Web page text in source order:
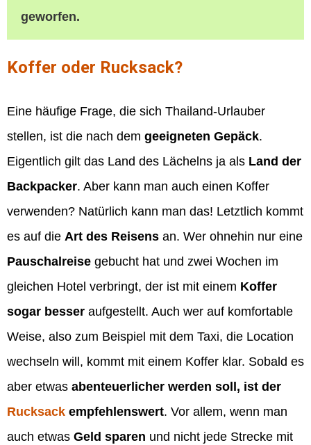
geworfen.
Koffer oder Rucksack?
Eine häufige Frage, die sich Thailand-Urlauber
stellen, ist die nach dem geeigneten Gepäck.
Eigentlich gilt das Land des Lächelns ja als Land der
Backpacker. Aber kann man auch einen Koffer
verwenden? Natürlich kann man das! Letztlich kommt
es auf die Art des Reisens an. Wer ohnehin nur eine
Pauschalreise gebucht hat und zwei Wochen im
gleichen Hotel verbringt, der ist mit einem Koffer
sogar besser aufgestellt. Auch wer auf komfortable
Weise, also zum Beispiel mit dem Taxi, die Location
wechseln will, kommt mit einem Koffer klar. Sobald es
aber etwas abenteuerlicher werden soll, ist der
Rucksack empfehlenswert. Vor allem, wenn man
auch etwas Geld sparen und nicht jede Strecke mit